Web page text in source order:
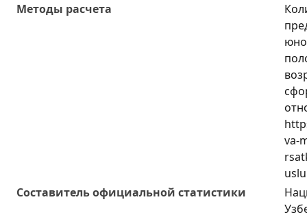
Методы расчета
va-
Составитель официальной статистики